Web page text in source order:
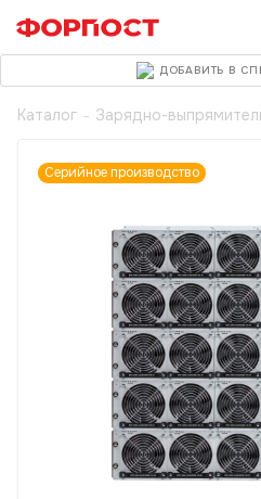
Каталог - Зарядно-
Серийное производство
ДОБАВИТЬ В